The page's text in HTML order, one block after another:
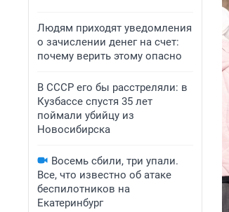
Людям приходят уведомления
о зачислении денег на счет:
почему верить этому опасно
В СССР его бы расстреляли: в
Кузбассе спустя 35 лет
поймали убийцу из
Новосибирска
Восемь сбили, три упали.
Все, что известно об атаке
беспилотников на
Екатеринбург